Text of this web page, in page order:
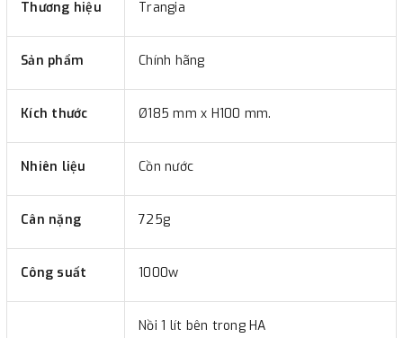
Thương hiệu Trangia
Sản phẩm Chính hãng
Kích thước Ø185 mm x H100 mm.
Nhiên liệu Cồn nước
Cân nặng 725g
Công suất 1000w
Nồi 1 lít bên trong HA